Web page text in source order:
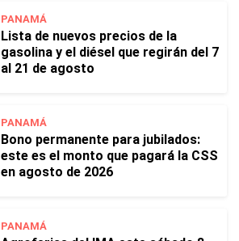
PANAMÁ
Lista de nuevos precios de la
gasolina y el diésel que regirán del 7
al 21 de agosto
PANAMÁ
Bono permanente para jubilados:
este es el monto que pagará la CSS
en agosto de 2026
PANAMÁ